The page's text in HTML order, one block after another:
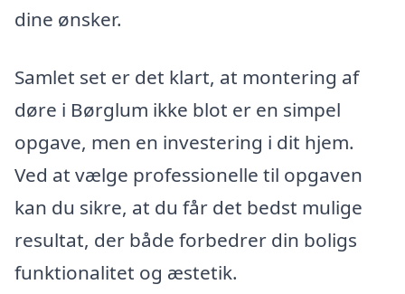
dine ønsker.
Samlet set er det klart, at montering af
døre i Børglum ikke blot er en simpel
opgave, men en investering i dit hjem.
Ved at vælge professionelle til opgaven
kan du sikre, at du får det bedst mulige
resultat, der både forbedrer din boligs
funktionalitet og æstetik.